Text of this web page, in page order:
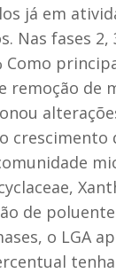
já em
Nas fases
remoção
de
o LGA